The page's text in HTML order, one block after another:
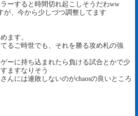
ーすると時間切れ起こしそうだわww
が、今から少しづつ調整してます
ます。
るご時世でも、それを勝る攻め札の強
ーに持ち込まれたら負ける試合とかで少
ますなりそう
んには連敗しないのがchaosの良いところ